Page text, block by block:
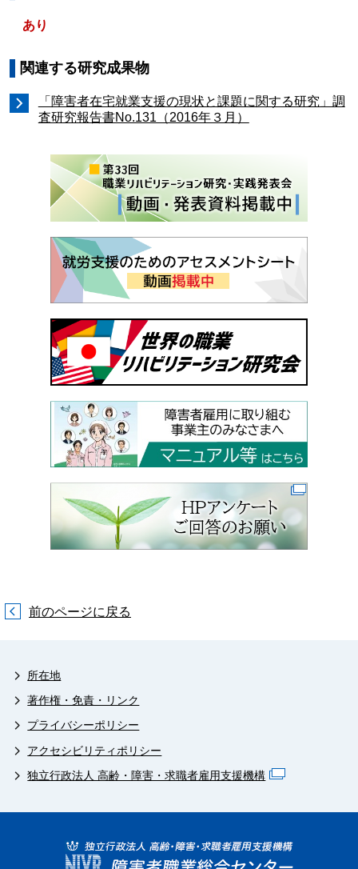
あり
関連する研究成果物
「障害者在宅就業支援の現状と課題に関する研究」調
査研究報告書No.131（2016年３月）
前のページに戻る
所在地
著作権・免責・リンク
プライバシーポリシー
アクセシビリティポリシー
独立行政法人 高齢・障害・求職者雇用支援機構